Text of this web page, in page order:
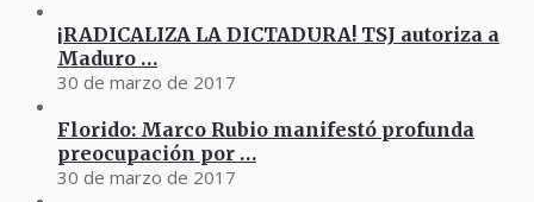
¡RADICALIZA LA DICTADURA! TSJ autoriza a
Maduro …
30 de marzo de 2017
Florido: Marco Rubio manifestó profunda
preocupación por …
30 de marzo de 2017